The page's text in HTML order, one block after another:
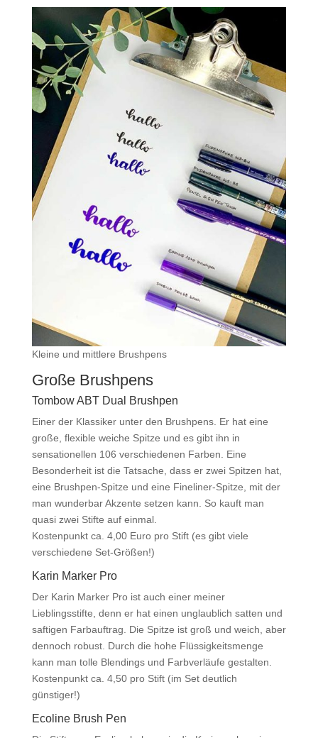
Kleine und mittlere Brushpens
Große Brushpens
Tombow ABT Dual Brushpen
Einer der Klassiker unter den Brushpens. Er hat eine
große, flexible weiche Spitze und es gibt ihn in
sensationellen 106 verschiedenen Farben. Eine
Besonderheit ist die Tatsache, dass er zwei Spitzen hat,
eine Brushpen-Spitze und eine Fineliner-Spitze, mit der
man wunderbar Akzente setzen kann. So kauft man
quasi zwei Stifte auf einmal.
Kostenpunkt ca. 4,00 Euro pro Stift (es gibt viele
verschiedene Set-Größen!)
Karin Marker Pro
Der Karin Marker Pro ist auch einer meiner
Lieblingsstifte, denn er hat einen unglaublich satten und
saftigen Farbauftrag. Die Spitze ist groß und weich, aber
dennoch robust. Durch die hohe Flüssigkeitsmenge
kann man tolle Blendings und Farbverläufe gestalten.
Kostenpunkt ca. 4,50 pro Stift (im Set deutlich
günstiger!)
Ecoline Brush Pen